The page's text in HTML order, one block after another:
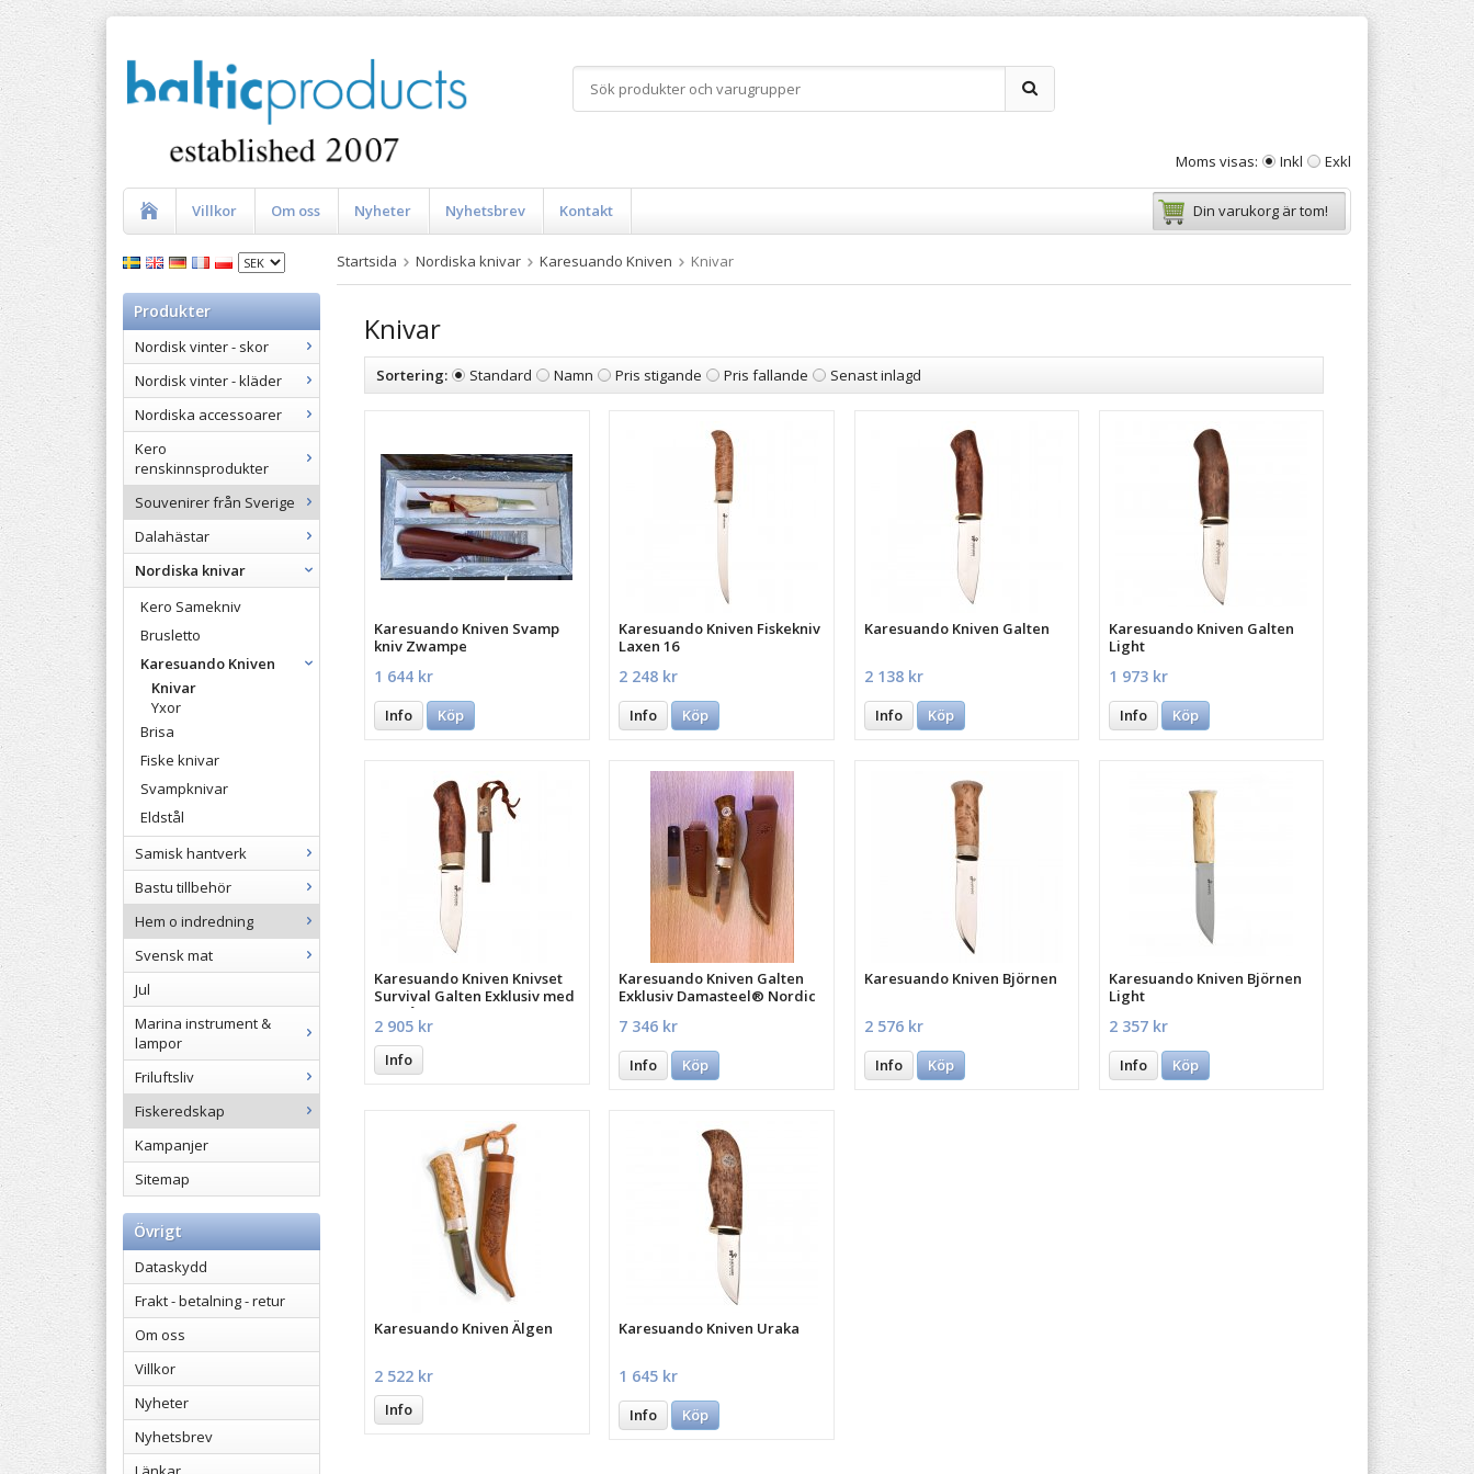
Moms visas: Inkl Exkl
Villkor Om oss Nyheter Nyhetsbrev Kontakt Din varukorg är tom!
Produkter
Nordisk vinter - skor
Nordisk vinter - kläder
Nordiska accessoarer
Kero
renskinnsprodukter
Souvenirer från Sverige
Dalahästar
Nordiska knivar
Kero Samekniv
Brusletto
Karesuando Kniven
Knivar
Yxor
Brisa
Fiske knivar
Svampknivar
Eldstål
Samisk hantverk
Bastu tillbehör
Hem o indredning
Svensk mat
Jul
Marina instrument &
lampor
Friluftsliv
Fiskeredskap
Kampanjer
Sitemap
Övrigt
Dataskydd
Frakt - betalning - retur
Om oss
Villkor
Nyheter
Nyhetsbrev
Startsida Nordiska knivar Karesuando Kniven Knivar
Knivar
Sortering: Standard Namn Pris stigande Pris fallande Senast inlagd
Karesuando Kniven Svamp
kniv Zwampe
1 644 kr
Info Köp
Karesuando Kniven Fiskekniv
Laxen 16
2 248 kr
Info Köp
Karesuando Kniven Galten
2 138 kr
Info Köp
Karesuando Kniven Galten
Light
1 973 kr
Info Köp
Karesuando Kniven Knivset
Survival Galten Exklusiv med
Eldstål
2 905 kr
Info
Karesuando Kniven Galten
Exklusiv Damasteel® Nordic
7 346 kr
Info Köp
Karesuando Kniven Björnen
2 576 kr
Info Köp
Karesuando Kniven Björnen
Light
2 357 kr
Info Köp
Karesuando Kniven Älgen
2 522 kr
Info
Karesuando Kniven Uraka
1 645 kr
Info Köp